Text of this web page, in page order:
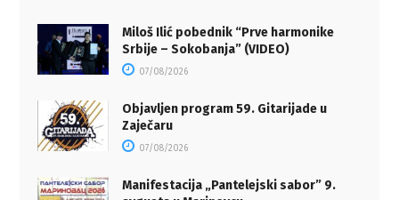
Miloš Ilić pobednik “Prve harmonike
Srbije – Sokobanja” (VIDEO)
07/08/2026
Objavljen program 59. Gitarijade u
Zaječaru
07/08/2026
Manifestacija „Pantelejski sabor” 9.